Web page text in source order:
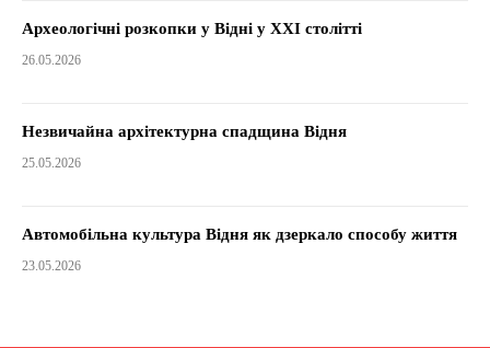
Археологічні розкопки у Відні у XXI столітті
26.05.2026
Незвичайна архітектурна спадщина Відня
25.05.2026
Автомобільна культура Відня як дзеркало способу життя
23.05.2026